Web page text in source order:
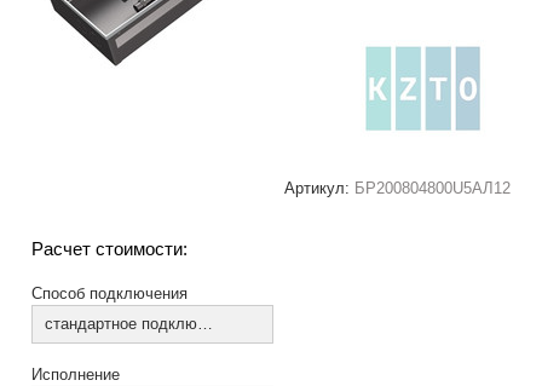
Артикул: БР200804800U5АЛ12
Расчет стоимости:
Способ подключения
стандартное подключение
Исполнение